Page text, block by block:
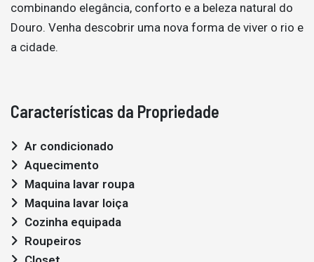
combinando elegância, conforto e a beleza natural do
Douro. Venha descobrir uma nova forma de viver o rio e
a cidade.
Características da Propriedade
Ar condicionado
Aquecimento
Maquina lavar roupa
Maquina lavar loiça
Cozinha equipada
Roupeiros